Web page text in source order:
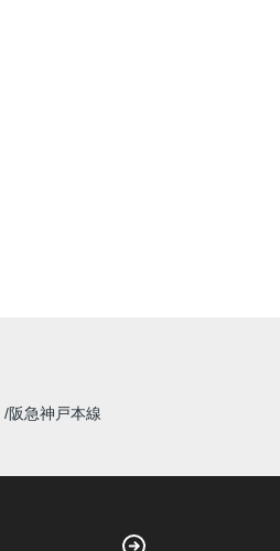
阪急神戸本線